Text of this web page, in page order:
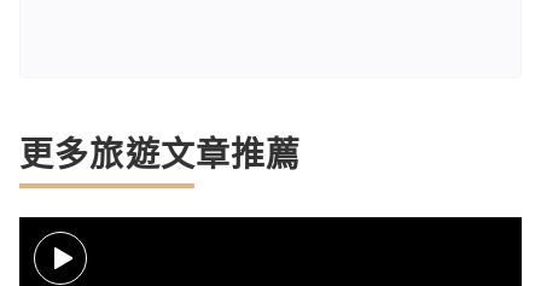
更多旅遊文章推薦